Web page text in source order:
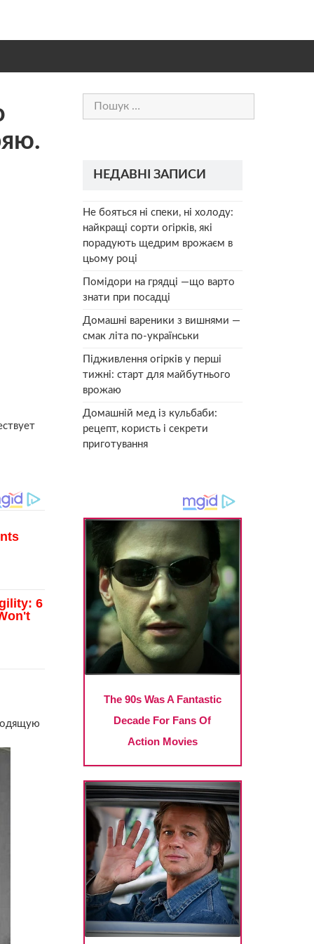
Пошук:
НЕДАВНІ ЗАПИСИ
Не бояться ні спеки, ні холоду:
найкращі сорти огірків, які
порадують щедрим врожаєм в
цьому році
Помідори на грядці —що варто
знати при посадці
Домашні вареники з вишнями —
смак літа по-українськи
Підживлення огірків у перші
тижні: старт для майбутнього
врожаю
Домашній мед із кульбаби:
рецепт, користь і секрети
приготування